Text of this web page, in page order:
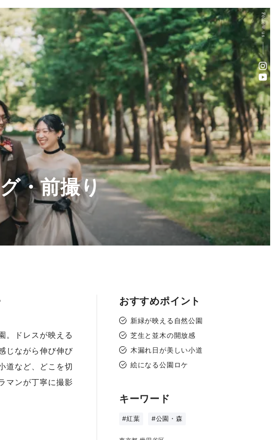
・前撮り
Follow us
。ドレスが映える
じながら伸び伸び
道など、どこを切
マンが丁寧に撮影
おすすめポイント
新緑が映える自然公園
芝生と並木の開放感
木漏れ日が美しい小道
絵になる公園ロケ
キーワード
#紅葉 #公園・森